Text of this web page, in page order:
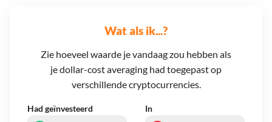
Wat als ik...?
Zie hoeveel waarde je vandaag zou hebben als
je dollar-cost averaging had toegepast op
verschillende cryptocurrencies.
Had geïnvesteerd In